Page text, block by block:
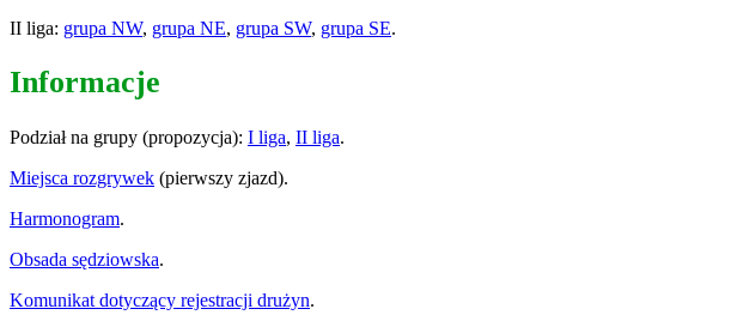
II liga: grupa NW, grupa NE, grupa SW, grupa SE.
Informacje
Podział na grupy (propozycja): I liga, II liga.
Miejsca rozgrywek (pierwszy zjazd).
Harmonogram.
Obsada sędziowska.
Komunikat dotyczący rejestracji drużyn.